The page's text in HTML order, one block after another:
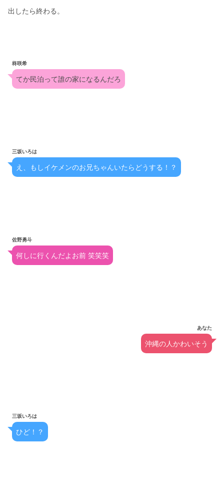
出したら終わる。
柊咲希
てか民泊って誰の家になるんだろ
三坂いろは
え、もしイケメンのお兄ちゃんいたらどうする！？
佐野勇斗
何しに行くんだよお前 笑笑笑
あなた
沖縄の人かわいそう
三坂いろは
ひど！？